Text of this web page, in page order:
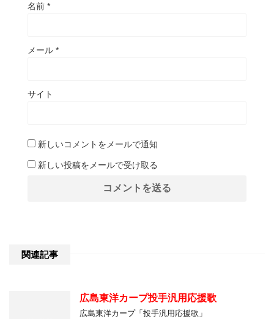
名前 *
メール *
サイト
新しいコメントをメールで通知
新しい投稿をメールで受け取る
関連記事
広島東洋カープ投手汎用応援歌
広島東洋カープ「投手汎用応援歌」